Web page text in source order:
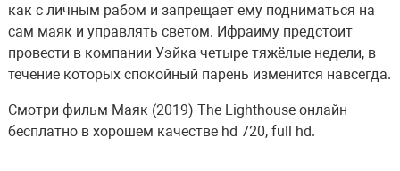
как с личным рабом и запрещает ему подниматься на
сам маяк и управлять светом. Ифраиму предстоит
провести в компании Уэйка четыре тяжёлые недели, в
течение которых спокойный парень изменится навсегда.
Смотри фильм Маяк (2019) The Lighthouse онлайн
бесплатно в хорошем качестве hd 720, full hd.